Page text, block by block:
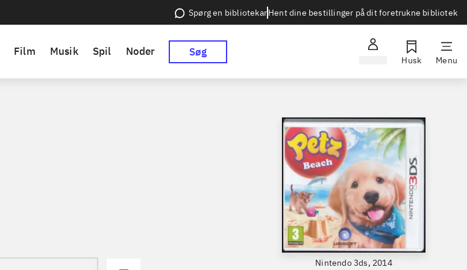
Spørg en bibliotekarHent dine bestillinger på dit foretrukne bibliotek
Film Musik Spil Noder Søg
Husk Menu
Nintendo 3ds, 2014